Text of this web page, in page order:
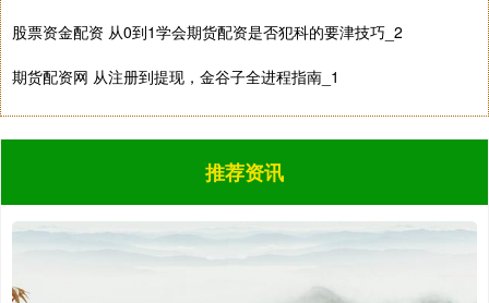
股票资金配资 从0到1学会期货配资是否犯科的要津技巧_2
期货配资网 从注册到提现，金谷子全进程指南_1
推荐资讯